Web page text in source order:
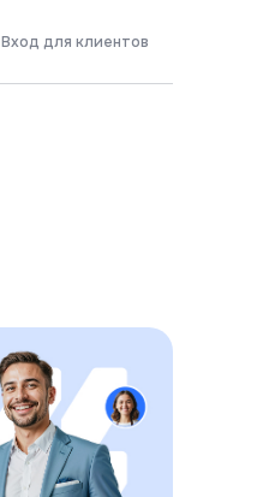
Вход для клиентов